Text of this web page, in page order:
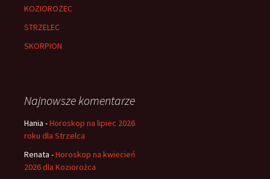
KOZIOROZEC
STRZELEC
SKORPION
Najnowsze komentarze
Hania -Horoskop na lipiec 2026
roku dla Strzelca
Renata -Horoskop na kwiecień
2026 dla Koziorożca